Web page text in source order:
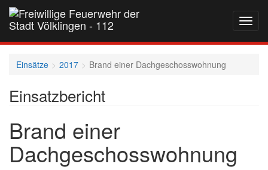
auf-
und
Einsätze 2017 Brand einer Dachgeschosswohnung
Einsatzbericht
Brand einer
Dachgeschosswohnung